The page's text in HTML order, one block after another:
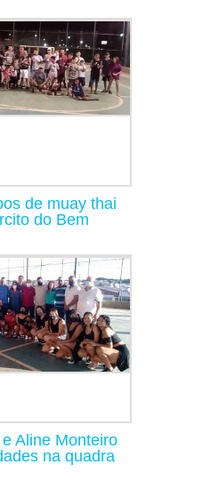
de muay thai
do Bem
Aline Monteiro
na quadra